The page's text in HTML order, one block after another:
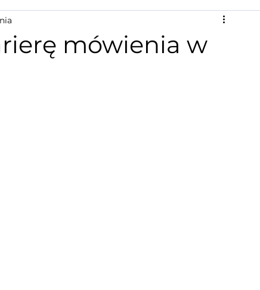
mówienia w